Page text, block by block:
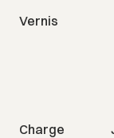
Vernis
Charge